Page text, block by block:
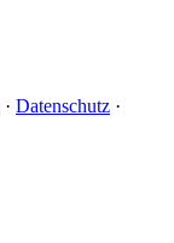
· Datenschutz ·